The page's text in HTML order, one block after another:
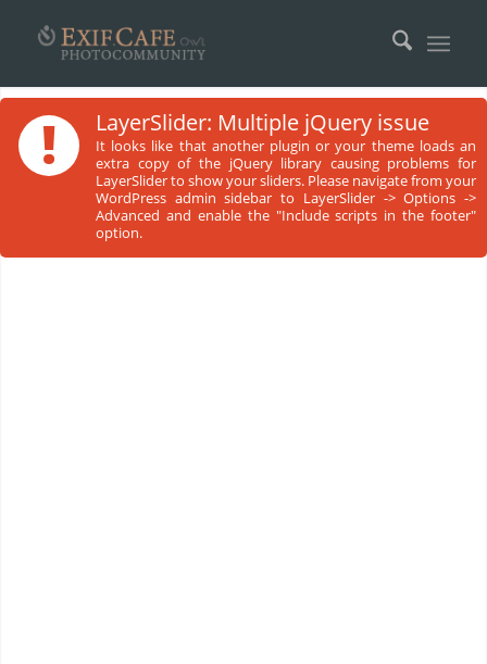
! LayerSlider: Multiple jQuery issue
It looks like that another plugin or your theme loads an
extra copy of the jQuery library causing problems for
LayerSlider to show your sliders. Please navigate from your
WordPress admin sidebar to LayerSlider -> Options ->
Advanced and enable the "Include scripts in the footer"
option.